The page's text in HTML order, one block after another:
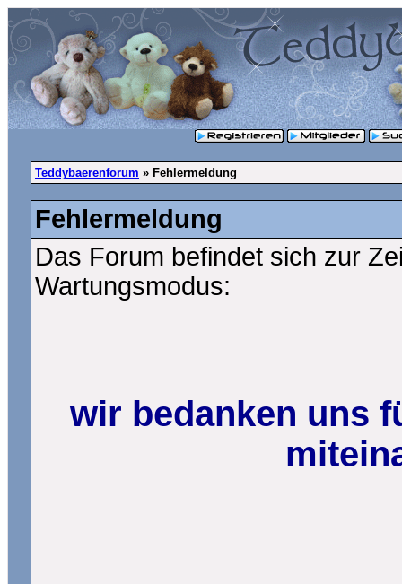
Teddybaerenforum » Fehlermeldung
Fehlermeldung
Das Forum befindet sich zur
Wartungsmodus:
wir bedanken uns